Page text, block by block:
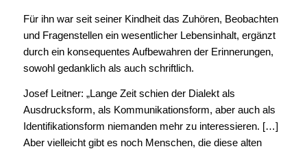
Für ihn war seit seiner Kindheit das Zuhören, Beobachten
und Fragenstellen ein wesentlicher Lebensinhalt, ergänzt
durch ein konsequentes Aufbewahren der Erinnerungen,
sowohl gedanklich als auch schriftlich.
Josef Leitner: „Lange Zeit schien der Dialekt als
Ausdrucksform, als Kommunikationsform, aber auch als
Identifikationsform niemanden mehr zu interessieren. […]
Aber vielleicht gibt es noch Menschen, die diese alten